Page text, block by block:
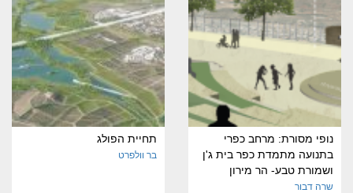
נופי מסורת: מרחב כפרי
בתנועה מתמדת כפר בית ג'ן
ושמורת טבע- הר מירון
שרה דבור
תחיית הפולג
בר וולפרט